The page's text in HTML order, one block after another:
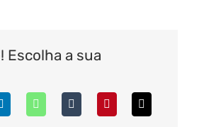
Escolha a sua